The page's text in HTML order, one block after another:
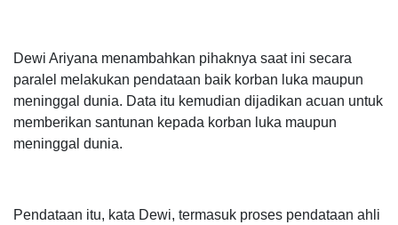
Dewi Ariyana menambahkan pihaknya saat ini secara
paralel melakukan pendataan baik korban luka maupun
meninggal dunia. Data itu kemudian dijadikan acuan untuk
memberikan santunan kepada korban luka maupun
meninggal dunia.
Pendataan itu, kata Dewi, termasuk proses pendataan ahli